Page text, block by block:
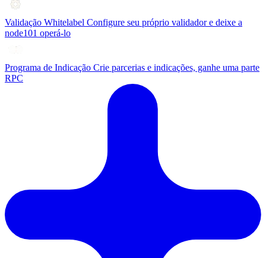
Validação Whitelabel Configure seu próprio validador e deixe a
node101 operá-lo
Programa de Indicação Crie parcerias e indicações, ganhe uma parte
RPC